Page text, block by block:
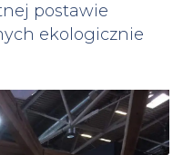
postawie
ekologicznie